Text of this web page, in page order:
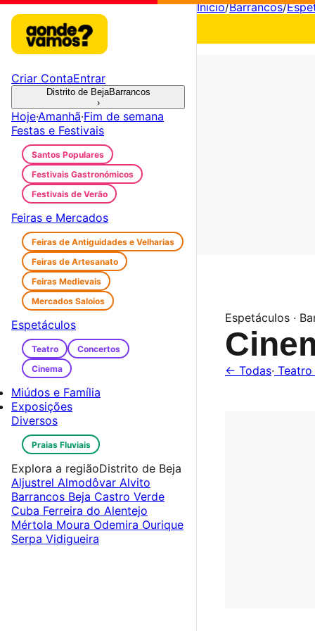
Início/Barrancos/
Espetáculos ·
← Todas· Teatro
Criar ContaEntrar
Distrito de BejaBarrancos
›
Hoje·Amanhã·Fim de semana
Festas e Festivais
Santos Populares
Festivais Gastronómicos
Festivais de Verão
Feiras e Mercados
Feiras de Antiguidades e Velharias
Feiras de Artesanato
Feiras Medievais
Mercados Saloios
Espetáculos
Teatro
Concertos
Cinema
Miúdos e Família
Exposições
Diversos
Praias Fluviais
Explora a regiãoDistrito de Beja
Aljustrel Almodôvar Alvito
Barrancos Beja Castro Verde
Cuba Ferreira do Alentejo
Mértola Moura Odemira Ourique
Serpa Vidigueira